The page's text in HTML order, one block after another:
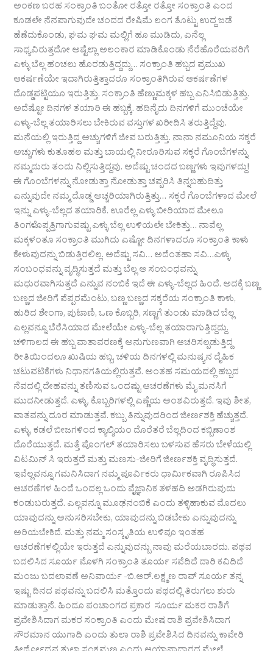
ಅಂಕಣ ಬರಹ ಸಂಕ್ರಾಂತಿ ಬಂತೋ ರತ್ತೋ ರತ್ತೋ ಸಂಕ್ರಾಂತಿ ಎಂದ
ಕೂಡಲೇ ನೆನಪಾಗುವುದೇ ಚಂದದ ರೇಷಿಮೆ ಲಂಗ ತೊಟ್ಟು ಉದ್ದ ಜಡೆ
ಹೆಣೆದುಕೊಂಡು, ಘಮ ಘಮ ಮಲ್ಲಿಗೆ ಹೂ ಮುಡಿದು, ಏನೆಲ್ಲ
ಸಾಧ್ಯವಿರುತ್ತದೋ ಅಷ್ಟೆಲ್ಲಾ ಅಲಂಕಾರ ಮಾಡಿಕೊಂಡು ನೆರೆಹೊರೆಯವರಿಗೆ
ಎಳ್ಳು ಬೆಲ್ಲ ಹಂಚಲು ಹೊರಡುತ್ತಿದ್ದದ್ದು… ಸಂಕ್ರಾಂತಿ ಹಬ್ಬದ ಪ್ರಮುಖ
ಆಕರ್ಷಣೆಯೇ ಇದಾಗಿರುತ್ತಿತ್ತಾದರೂ ಸಂಕ್ರಾಂತಿಗಿರುವ ಆಕರ್ಷಣೆಗಳ
ದೊಡ್ಡಪಟ್ಟಿಯೂ ಇರುತ್ತಿತ್ತು. ಸಂಕ್ರಾಂತಿ ಹೆಣ್ಣುಮಕ್ಕಳ ಹಬ್ಬ ಎನಿಸಿಬಿಡುತ್ತಿತ್ತು.
ಅದೆಷ್ಟೋ ದಿನಗಳ ತಯಾರಿ ಈ ಹಬ್ಬಕ್ಕೆ. ಹದಿನೈದು ದಿನಗಳಿಗೆ ಮುಂಚೆಯೇ
ಎಳ್ಳು-ಬೆಲ್ಲ ತಯಾರಿಸಲು ಬೇಕಿರುವ ವಸ್ತುಗಳ ಖರೀದಿಸಿ ತರುತ್ತಿದ್ದೆವು.
ಮನೆಯಲ್ಲಿ ಇರುತ್ತಿದ್ದ ಅಚ್ಚುಗಳಿಗೆ ಜೀವ ಬರುತ್ತಿತ್ತು. ನಾನಾ ನಮೂನಿಯ ಸಕ್ಕರೆ
ಅಚ್ಚುಗಳು ಕುತೂಹಲ ಮತ್ತು ಬಾಯಲ್ಲಿ ನೀರೂರಿಸುವ ಸಕ್ಕರೆ ಗೊಂಬೆಗಳನ್ನು
ನಮ್ಮದುರು ತಂದು ನಿಲ್ಲಿಸುತ್ತಿದ್ದವು. ಅದೆಷ್ಟು ಚಂದದ ಬಣ್ಣಗಳು ಇವುಗಳದ್ದು!
ಈ ಗೊಂಬೆಗಳನ್ನು ನೋಡುತ್ತಾ ನೋಡುತ್ತಾ ಚಪ್ಪರಿಸಿ ತಿನ್ನಬಹುದಿತ್ತು
ಎನ್ನುವುದೇ ನಮ್ಮ ದೊಡ್ಡ ಅಚ್ಚರಿಯಾಗಿರುತ್ತಿತ್ತು… ಸಕ್ಕರೆ ಗೊಂಬೆಗಳಾದ ಮೇಲೆ
ಇನ್ನು ಎಳ್ಳು-ಬೆಲ್ಲದ ತಯಾರಿಕೆ. ಊರೆಲ್ಲ ಎಳ್ಳು ಬೀರಿಯಾದ ಮೇಲೂ
ತಿಂಗಳೊಪ್ಪತ್ತಿಗಾಗುವಷ್ಟು ಎಳ್ಳು ಬೆಲ್ಲ ಉಳಿಯಲೇ ಬೇಕಿತ್ತು… ನಾವೆಲ್ಲ
ಮಕ್ಕಳಂತೂ ಸಂಕ್ರಾಂತಿ ಮುಗಿದು ಎಷ್ಟೋ ದಿನಗಳಾದರೂ ಸಂಕ್ರಾಂತಿ ಕಾಳು
ಕೇಳುವುದನ್ನು ಬಿಡುತ್ತಿರಲಿಲ್ಲ. ಅದೆಷ್ಟು ಸವಿ… ಅದೆಂತಹಾ ಸವಿ…ಎಳ್ಳು
ಸಂಬಂಧವನ್ನು ವೃದ್ಧಿಸುತ್ತದೆ ಮತ್ತು ಬೆಲ್ಲ ಆ ಸಂಬಂಧವನ್ನು
ಮಧುರವಾಗಿಸುತ್ತದೆ ಎನ್ನುವ ನಂಬಿಕೆ ಇದೆ ಈ ಎಳ್ಳು-ಬೆಲ್ಲದ ಹಿಂದೆ. ಅದಕ್ಕೆ ಬಣ್ಣ
ಬಣ್ಣದ ಜೀರಿಗೆ ಪೆಪ್ಪರಮೆಂಟು, ಬಣ್ಣ ಬಣ್ಣದ ಸಕ್ಕರೆಯ ಸಂಕ್ರಾಂತಿ ಕಾಳು,
ಹುರಿದ ಶೇಂಗಾ, ಪುಟಾಣಿ, ಒಣ ಕೊಬ್ಬರಿ, ಸಣ್ಣಗೆ ತುಂಡು ಮಾಡಿದ ಬೆಲ್ಲ
ಎಲ್ಲವನ್ನೂ ಬೆರೆಸಿಯಾದ ಮೇಲೆಯೇ ಎಳ್ಳು-ಬೆಲ್ಲ ತಯಾರಾಗುತ್ತಿದ್ದದ್ದು.
ಚಳಿಗಾಲದ ಈ ಹಬ್ಬ ವಾತಾವರಣಕ್ಕೆ ಅನುಗುಣವಾಗಿ ಆಚರಿಸಲ್ಪಡುತ್ತಿದ್ದ
ರೀತಿಯಿಂದಲೂ ಖುಷಿಯ ಹಬ್ಬ. ಚಳಿಯ ದಿನಗಳಲ್ಲಿ ಮನುಷ್ಯನ ದೈಹಿಕ
ಚಟುವಟಿಕೆಗಳು ನಿಧಾನಗತಿಯಲ್ಲಿರುತ್ತವೆ. ಅಂತಹ ಸಮಯದಲ್ಲಿ ಹಬ್ಬದ
ನೆವದಲ್ಲಿ ದೇಹವನ್ನು ತಣಿಸುವ ಒಂದಷ್ಟು ಆಚರಣೆಗಳು ಮೈ ಮನಸಿಗೆ
ಮುದನೀಡುತ್ತದೆ. ಎಳ್ಳು, ಕೊಬ್ಬರಿಗಳಲ್ಲಿ ಎಣ್ಣೆಯ ಅಂಶವಿರುತ್ತದೆ. ಇವು ಶೀತ,
ವಾತವನ್ನು ದೂರ ಮಾಡುತ್ತವೆ. ಕಬ್ಬು ತಿನ್ನುವುದರಿಂದ ಜೀರ್ಣಶಕ್ತಿ ಹೆಚ್ಚುತ್ತದೆ.
ಎಳ್ಳು, ಕಡಲೆ ಬೀಜಗಳಿಂದ ಕ್ಯಾಲ್ಶಿಯಂ ದೊರೆತರೆ ಬೆಲ್ಲದಿಂದ ಕಬ್ಬಿಣಾಂಶ
ದೊರೆಯುತ್ತದೆ. ಮತ್ತೆ ಪೊಂಗಲ್ ತಯಾರಿಸಲು ಬಳಸುವ ಹೆಸರು ಬೇಳೆಯಲ್ಲಿ
ವಿಟಮಿನ್ ಸಿ ಇರುತ್ತದೆ ಮತ್ತು ಮಣಸು-ಜೀರಿಗೆ ಜೀರ್ಣಶಕ್ತಿ ವೃದ್ಧಿಸುತ್ತದೆ.
ಇವೆಲ್ಲವನ್ನೂ ಗಮನಿಸಿದಾಗ ನಮ್ಮ ಪೂರ್ವಿಕರು ಧಾರ್ಮಿಕವಾಗಿ ರೂಪಿಸಿದ
ಆಚರಣೆಗಳ ಹಿಂದೆ ಒಂದಲ್ಲ ಒಂದು ವೈಜ್ಞಾನಿಕ ತಳಹದಿ ಅಡಗಿರುವುದು
ಕಂಡುಬರುತ್ತದೆ. ಎಲ್ಲವನ್ನೂ ಮೂಢನಂಬಿಕೆ ಎಂದು ತಳ್ಳಿಹಾಕುವ ಮೊದಲು
ಯಾವುದನ್ನು ಅನುಸರಿಸಬೇಕು, ಯಾವುದನ್ನು ಬಿಡಬೇಕು ಎನ್ನುವುದನ್ನು
ಅರಿಯಬೇಕಿದೆ. ಮತ್ತು ನಮ್ಮ ಸಂಸ್ಕೃತಿಯ ಉಳಿವೂ ಇಂತಹ
ಆಚರಣೆಗಳಲ್ಲಿಯೇ ಇರುತ್ತದೆ ಎನ್ನುವುದನ್ಬು ನಾವು ಮರೆಯಬಾರದು. ಪಥವ
ಬದಲಿಸಿದ ಸೂರ್ಯ ಮೊಳಗಿ ಸಂಕ್ರಾಂತಿ ತೂರ್ಯ ಸವೆದಿದೆ ದಾರಿ ಕವಿದಿದೆ
ಮಂಜು ಬದಲಾವಣೆ ಅನಿವಾರ್ಯ -ಬಿ.ಆರ್.ಲಕ್ಷ್ಮಣ ರಾವ್ ಸೂರ್ಯ ತನ್ನ
ಇಷ್ಟು ದಿನದ ಪಥವನ್ನು ಬದಲಿಸಿ ಮತ್ತೊಂದು ಪಥದಲ್ಲಿ ತಿರುಗಲು ಶುರು
ಮಾಡುತ್ತಾನೆ. ಹಿಂದೂ ಪಂಚಾಂಗದ ಪ್ರಕಾರ ಸೂರ್ಯ ಮಕರ ರಾಶಿಗೆ
ಪ್ರವೇಶಿಸಿದಾಗ ಮಕರ ಸಂಕ್ರಾಂತಿ ಎಂದು ಮೇಷ ರಾಶಿ ಪ್ರವೇಶಿಸಿದಾಗ
ಸೌರಮಾನ ಯುಗಾದಿ ಎಂದು ತುಲಾ ರಾಶಿ ಪ್ರವೇಶಿಸಿದ ದಿನವನ್ನು ಕಾವೇರಿ